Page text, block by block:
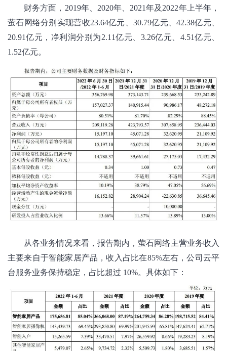
财务方面，2019年、2020年、2021年及2022年上半年，
萤石网络分别实现营收23.64亿元、30.79亿元、42.38亿元、
20.91亿元，净利润分别为2.11亿元、3.26亿元、4.51亿元、
1.52亿元。
从各业务情况来看，报告期内，萤石网络主营业务收入
主要来自于智能家居产品，收入占比在85%左右，公司云平
台服务业务保持稳定，占比超过 10%。具体如下：